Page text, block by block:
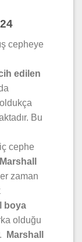
cepheye
edilen
Bu
cephe
Marshall
zaman
boya
olduğu
Marshall